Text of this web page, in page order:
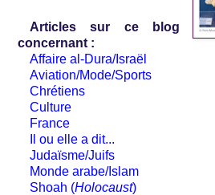
Articles sur ce blog
concernant :
Affaire al-Dura/Israël
Aviation/Mode/Sports
Chrétiens
Culture
France
Il ou elle a dit...
Judaïsme/Juifs
Monde arabe/Islam
Shoah (Holocaust)